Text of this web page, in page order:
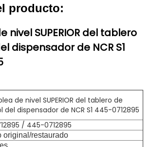
producto:
nivel SUPERIOR del tablero
dispensador de NCR S1
de nivel SUPERIOR del tablero de
del dispensador de NCR S1 445-0712895
/ 445-0712895
original/restaurado